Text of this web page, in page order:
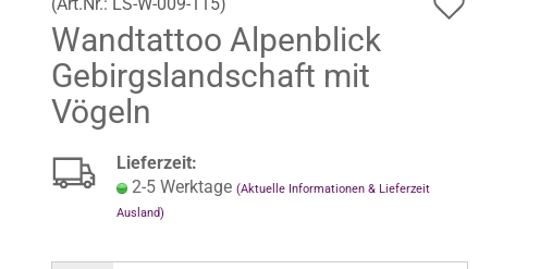
Konto erstellen
Passwort vergessen?
Wandtattoo Alpenblick
Gebirgslandschaft mit
Vögeln
Lieferzeit:
2-5 Werktage (Aktuelle Informationen & Lieferzeit
Ausland)